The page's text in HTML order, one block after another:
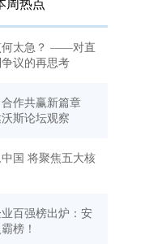
周热点
何太急？ ——对直
议的再思考
作共赢新篇章
斯论坛观察
国 将聚焦五大核
百强榜出炉：安
榜！